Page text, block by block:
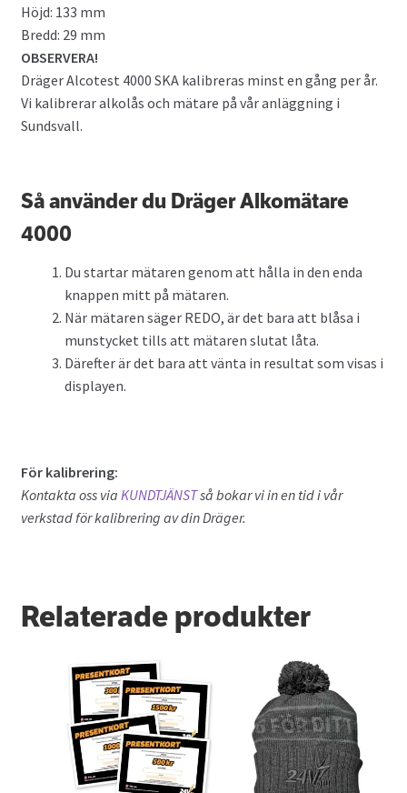
Höjd: 133 mm
Bredd: 29 mm
OBSERVERA!
Dräger Alcotest 4000 SKA kalibreras minst en gång per år.
Vi kalibrerar alkolås och mätare på vår anläggning i
Sundsvall.
Så använder du Dräger Alkomätare
4000
Du startar mätaren genom att hålla in den enda
knappen mitt på mätaren.
När mätaren säger REDO, är det bara att blåsa i
munstycket tills att mätaren slutat låta.
Därefter är det bara att vänta in resultat som visas i
displayen.
För kalibrering:
Kontakta oss via KUNDTJÄNSTså bokar vi in en tid i vår
verkstad för kalibrering av din Dräger.
Relaterade produkter